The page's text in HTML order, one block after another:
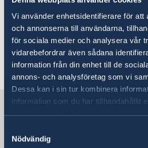
Vi använder enhetsidentifierare för att
och annonserna till användarna,
för sociala medier och analysera vår
vidarebefordrar även sådana
information från din enhet till de
annons- och analysföretag som vi
Dessa kan i sin tur kombinera
information som du har tillhandahållit
samlat in när du har använt deras
Nödvändig
Dataskyddsombudet för
kan kontaktas via e-post:
Senast uppdaterad 26 sep. 2024,
Sverige i FN, Genève
Sveriges representation